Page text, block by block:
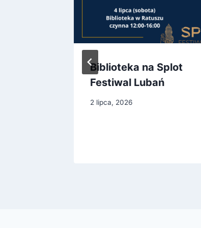
Biblioteka na Splot
Festiwal Lubań
2 lipca, 2026